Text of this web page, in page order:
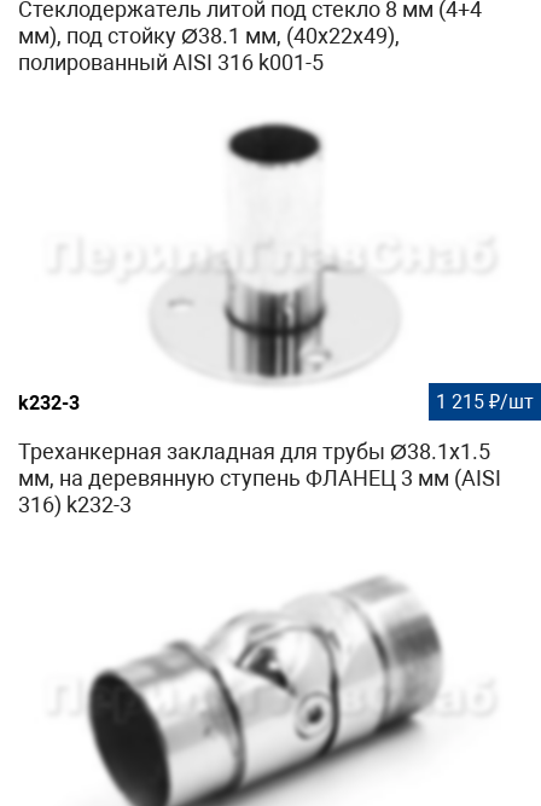
Стеклодержатель литой под стекло 8 мм (4+4
мм), под стойку Ø38.1 мм, (40х22х49),
полированный AISI 316 k001-5
k232-3 1 215 ₽/шт
Треханкерная закладная для трубы Ø38.1х1.5
мм, на деревянную ступень ФЛАНЕЦ 3 мм (AISI
316) k232-3